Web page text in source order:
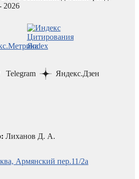
2026
Telegram
Яндекс.Дзен
Лиханов Д. А.
Армянский пер.11/2а